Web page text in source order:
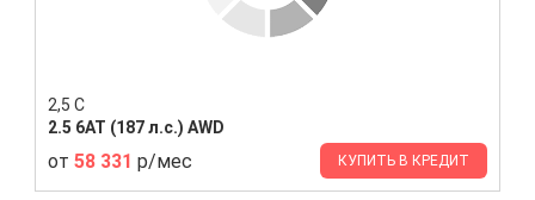
2,5 С
2.5 6AT (187 л.с.) AWD
от 58 331 р/мес КУПИТЬ В КРЕДИТ